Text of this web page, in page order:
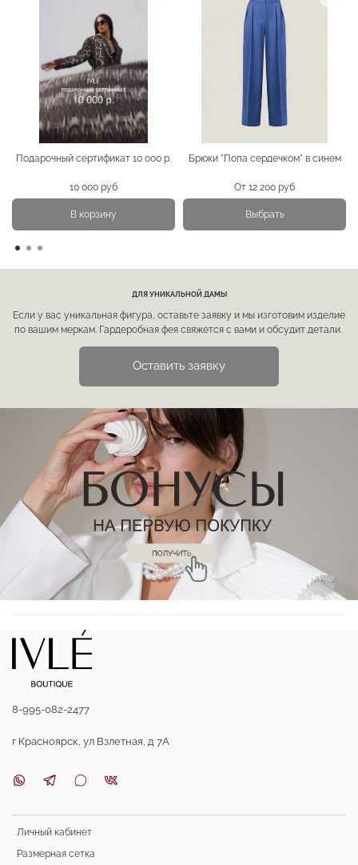
Подарочный сертификат 10 000 р.
10 000 руб
В корзину
Брюки "Попа сердечком" в синем
От 12 200 руб
Выбрать
ДЛЯ УНИКАЛЬНОЙ ДАМЫ
Если у вас уникальная фигура, оставьте заявку и мы изготовим изделие
по вашим меркам. Гардеробная фея свяжется с вами и обсудит детали.
Оставить заявку
Личный кабинет
Размерная сетка
8-995-082-2477
г Красноярск, ул Взлетная, д 7А